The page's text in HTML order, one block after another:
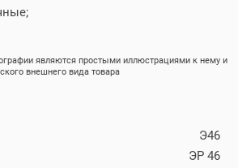
являются простыми иллюстрациями к нему и
внешнего вида товара
Э46
ЭР 46